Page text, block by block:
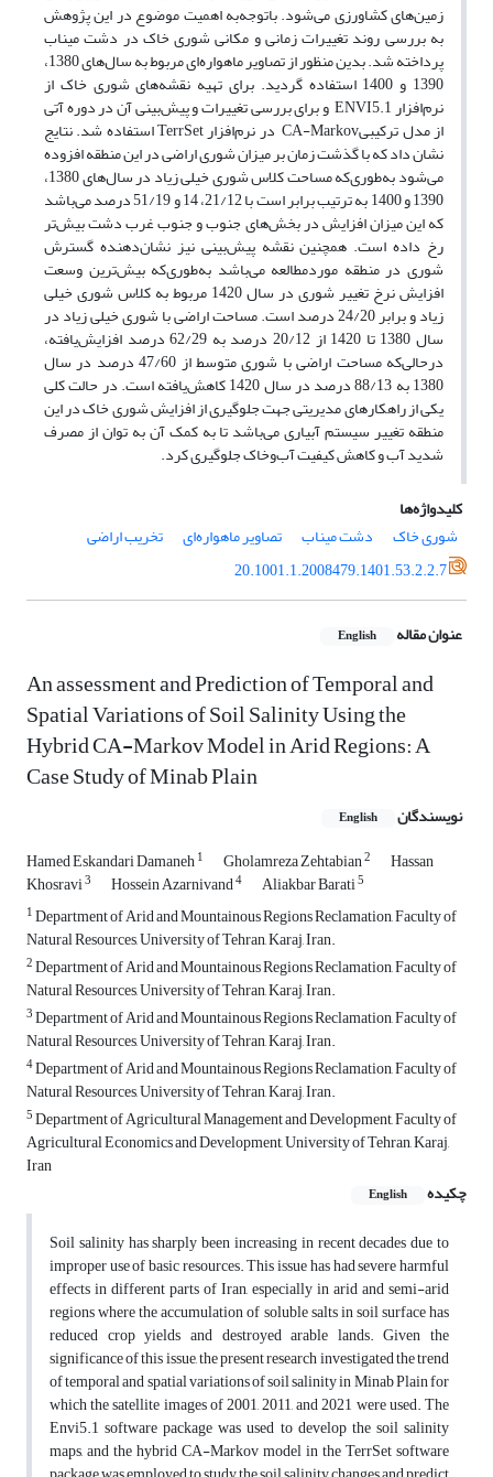
زمین‌های کشاورزی می‌شود. باتوجه‌به اهمیت موضوع در این پژوهش
به بررسی روند تغییرات زمانی و مکانی شوری خاک در دشت میناب
پرداخته شد. بدین منظور از تصاویر ماهواره‌ای مربوط به سال‌های 1380،
1390 و 1400 استفاده گردید. برای تهیه نقشه‌های شوری خاک از
نرم‌افزار ENVI5.1 و برای بررسی تغییرات و پیش‌بینی آن در دوره آتی
از مدل ترکیبیCA-Markov در نرم‌افزار TerrSet استفاده شد. نتایج
نشان داد که با گذشت زمان بر میزان شوری اراضی در این منطقه افزوده
می‌شود به‌طوری‌که مساحت کلاس شوری خیلی زیاد در سال‌های 1380،
1390 و 1400 به ترتیب برابر است با 21/12، 14 و 51/19 درصد می‌باشد
که این میزان افزایش در بخش‌های جنوب و جنوب غرب دشت بیش‌تر
رخ داده است. همچنین نقشه پیش‌بینی نیز نشان‌دهنده گسترش
شوری در منطقه موردمطالعه می‌باشد به‌طوری‌که بیش‌ترین وسعت
افزایش نرخ تغییر شوری در سال 1420 مربوط به کلاس شوری خیلی
زیاد و برابر 24/20 درصد است. مساحت اراضی با شوری خیلی زیاد در
سال 1380 تا 1420 از 20/12 درصد به 62/29 درصد افزایش‌یافته،
درحالی‌که مساحت اراضی با شوری متوسط از 47/60 درصد در سال
1380 به 88/13 درصد در سال 1420 کاهش‌یافته است. در حالت کلی
یکی از راهکارهای مدیریتی جهت جلوگیری از افزایش شوری خاک در این
منطقه تغییر سیستم آبیاری می‌باشد تا به کمک آن به توان از مصرف
شدید آب و کاهش کیفیت آب‌وخاک جلوگیری کرد.
کلیدواژه‌ها
شوری خاک
دشت میناب تصاویر ماهواره‌ای
تخریب اراضی
20.1001.1.2008479.1401.53.2.2.7
عنوان مقاله English
An assessment and Prediction of Temporal and
Spatial Variations of Soil Salinity Using the
Hybrid CA-Markov Model in Arid Regions: A
Case Study of Minab Plain
نویسندگان English
Hamed Eskandari Damaneh1 Gholamreza Zehtabian2 Hassan
Khosravi3 Hossein Azarnivand4 Aliakbar Barati5
1Department of Arid and Mountainous Regions Reclamation, Faculty of
Natural Resources, University of Tehran, Karaj, Iran.
2Department of Arid and Mountainous Regions Reclamation, Faculty of
Natural Resources, University of Tehran, Karaj, Iran.
3Department of Arid and Mountainous Regions Reclamation, Faculty of
Natural Resources, University of Tehran, Karaj, Iran.
4Department of Arid and Mountainous Regions Reclamation, Faculty of
Natural Resources, University of Tehran, Karaj, Iran.
5Department of Agricultural Management and Development, Faculty of
Agricultural Economics and Development, University of Tehran, Karaj,
Iran
چکیده
English
Soil salinity has sharply been increasing in recent decades due to
improper use of basic resources. This issue has had severe harmful
effects in different parts of Iran, especially in arid and semi-arid
regions where the accumulation of soluble salts in soil surface has
reduced crop yields and destroyed arable lands. Given the
significance of this issue, the present research investigated the trend
of temporal and spatial variations of soil salinity in Minab Plain for
which the satellite images of 2001, 2011, and 2021 were used. The
Envi5.1 software package was used to develop the soil salinity
maps, and the hybrid CA-Markov model in the TerrSet software